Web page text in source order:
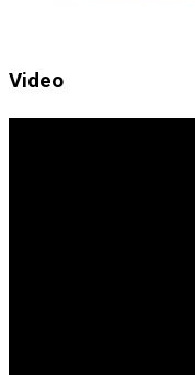
Video